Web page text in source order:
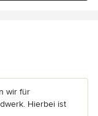
wir für
Hierbei ist